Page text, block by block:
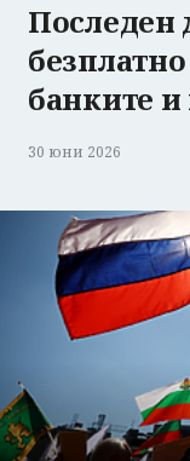
Последен
банките
30 юни 2026